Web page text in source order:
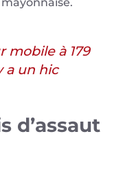
mobile à 179
a un hic
d’assaut